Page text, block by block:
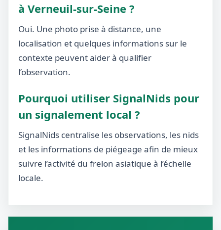
à Verneuil-sur-Seine ?
Oui. Une photo prise à distance, une
localisation et quelques informations sur le
contexte peuvent aider à qualifier
l’observation.
Pourquoi utiliser SignalNids pour
un signalement local ?
SignalNids centralise les observations, les nids
et les informations de piégeage afin de mieux
suivre l’activité du frelon asiatique à l’échelle
locale.